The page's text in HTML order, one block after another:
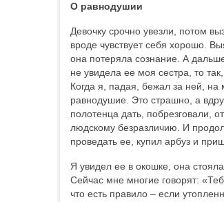
О равнодушии
Девочку срочно увезли, потом
вроде чувствует себя хорошо.
она потеряла сознание. А
не увидела ее моя сестра, то
Когда я, падая, бежал за ней, на
равнодушие. Это страшно, а
полотенца дать, побрезговали,
людскому безразличию. И
проведать ее, купил арбуз и
Я увидел ее в окошке, она
Сейчас мне многие говорят:
что есть правило – если